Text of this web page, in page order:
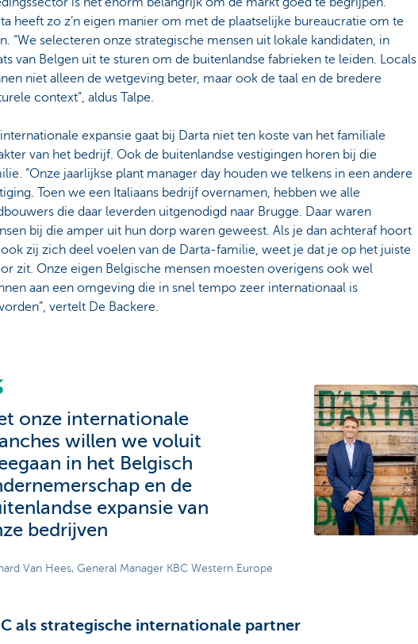
heeft zo z’n eigen manier om met de plaatselijke bureaucratie om te
“We selecteren onze strategische mensen uit lokale kandidaten, in
van Belgen uit te sturen om de buitenlandse fabrieken te leiden. Locals
niet alleen de wetgeving beter, maar ook de taal en de bredere
context”, aldus Talpe.
expansie gaat bij Darta niet ten koste van het familiale
van het bedrijf. Ook de buitenlandse vestigingen horen bij die
“Onze jaarlijkse plant manager day houden we telkens in een andere
Toen we een Italiaans bedrijf overnamen, hebben we alle
die daar leverden uitgenodigd naar Brugge. Daar waren
bij die amper uit hun dorp waren geweest. Als je dan achteraf hoort
zij zich deel voelen van de Darta-familie, weet je dat je op het juiste
zit. Onze eigen Belgische mensen moesten overigens ook wel
aan een omgeving die in snel tempo zeer internationaal is
vertelt De Backere.
onze internationale
willen we voluit
in het Belgisch
en de
expansie van
bedrijven
Van Hees, General Manager KBC Western Europe
als strategische internationale partner